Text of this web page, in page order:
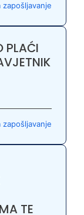
zapošljavanje
PLAĆI
zapošljavanje
TE